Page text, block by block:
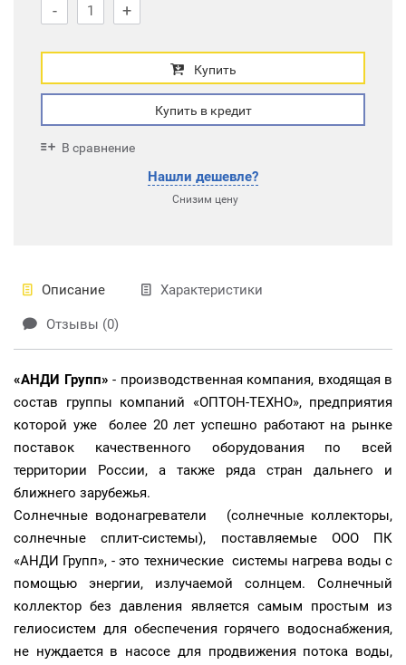
- +
Купить
Купить в кредит
В сравнение
Нашли дешевле?
Снизим цену
Описание Характеристики
Отзывы (0)
«АНДИ Групп» - производственная компания, входящая в
состав группы компаний «ОПТОН-ТЕХНО», предприятия
которой уже более 20 лет успешно работают на рынке
поставок качественного оборудования по всей
территории России, а также ряда стран дальнего и
ближнего зарубежья.
Солнечные водонагреватели (солнечные коллекторы,
солнечные сплит-системы), поставляемые ООО ПК
«АНДИ Групп», - это технические системы нагрева воды с
помощью энергии, излучаемой солнцем. Солнечный
коллектор без давления является самым простым из
гелиосистем для обеспечения горячего водоснабжения,
не нуждается в насосе для продвижения потока воды,